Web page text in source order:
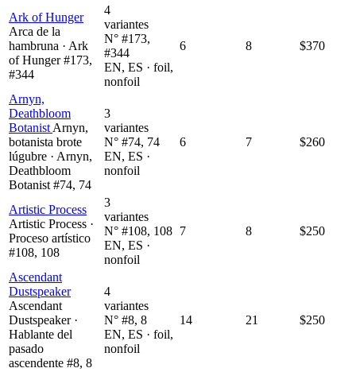
Ark of Hunger
Arca de la
hambruna · Ark
of Hunger #173,
#344
4
variantes
N° #173,
#344
EN, ES · foil,
nonfoil
6 8 $370
Arnyn,
Deathbloom
Botanist Arnyn,
botanista brote
lúgubre · Arnyn,
Deathbloom
Botanist #74, 74
3
variantes
N° #74, 74
EN, ES ·
nonfoil
6 7 $260
Artistic Process
Artistic Process ·
Proceso artístico
#108, 108
3
variantes
N° #108, 108
EN, ES ·
nonfoil
7 8 $250
Ascendant
Dustspeaker
Ascendant
Dustspeaker ·
Hablante del
pasado
ascendente #8, 8
4
variantes
N° #8, 8
EN, ES · foil,
nonfoil
14 21 $250